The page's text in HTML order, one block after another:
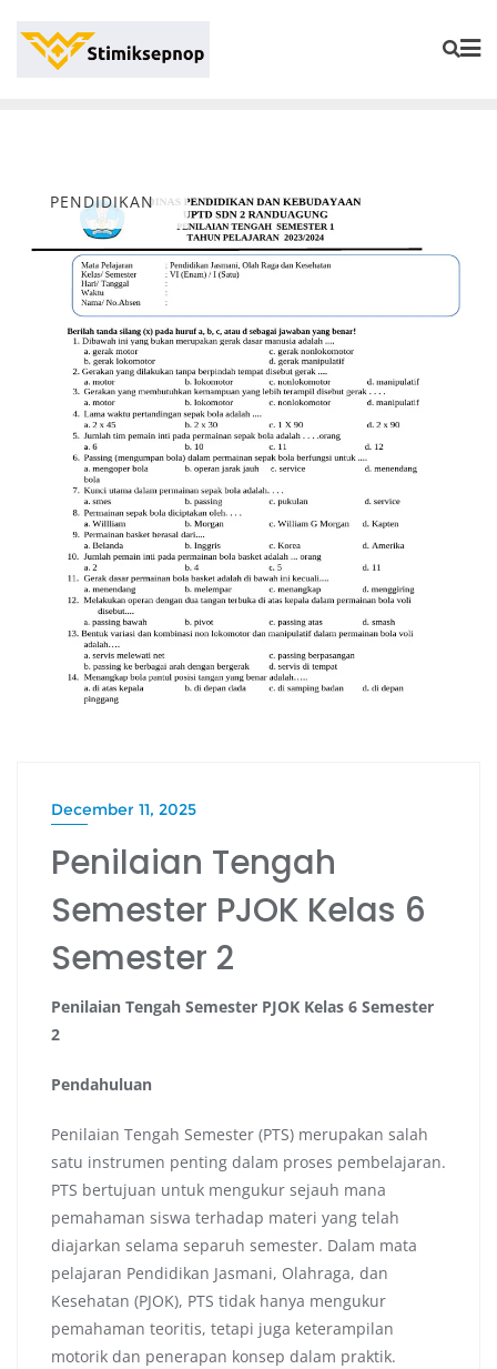
PENDIDIKAN
December 11, 2025
Penilaian Tengah
Semester PJOK Kelas 6
Semester 2
Penilaian Tengah Semester PJOK Kelas 6 Semester
2
Pendahuluan
Penilaian Tengah Semester (PTS) merupakan salah
satu instrumen penting dalam proses pembelajaran.
PTS bertujuan untuk mengukur sejauh mana
pemahaman siswa terhadap materi yang telah
diajarkan selama separuh semester. Dalam mata
pelajaran Pendidikan Jasmani, Olahraga, dan
Kesehatan (PJOK), PTS tidak hanya mengukur
pemahaman teoritis, tetapi juga keterampilan
motorik dan penerapan konsep dalam praktik.